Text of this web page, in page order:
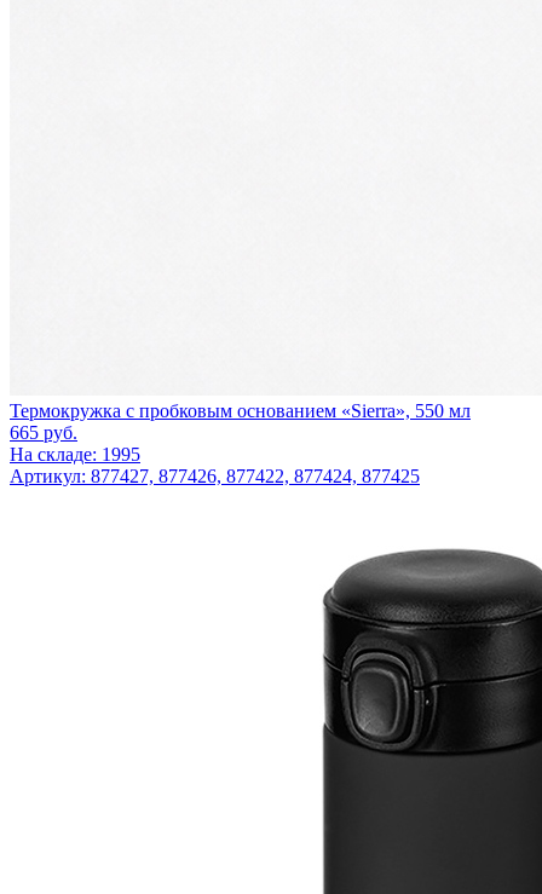
Термокружка с пробковым основанием «Sierra», 550 мл
665 руб.
На складе: 1995
Артикул: 877427, 877426, 877422, 877424, 877425